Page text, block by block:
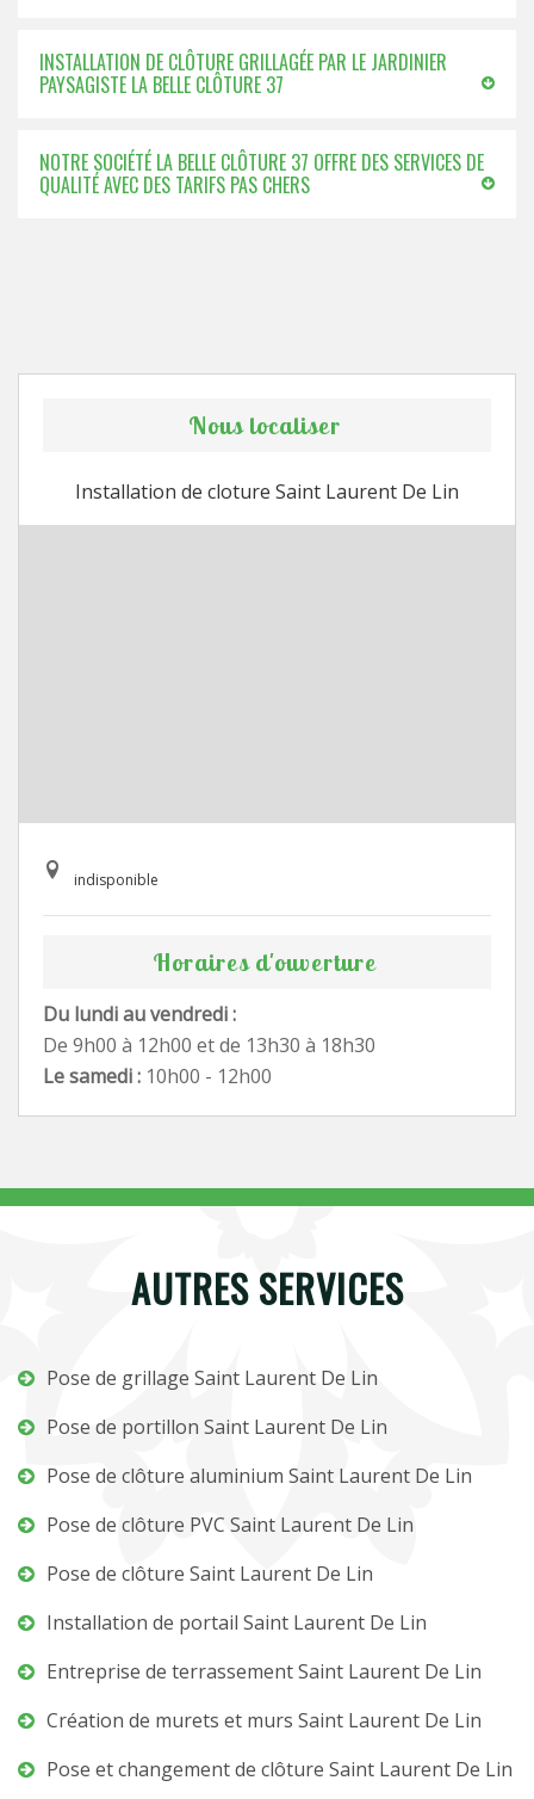
INSTALLATION DE CLÔTURE GRILLAGÉE PAR LE JARDINIER
PAYSAGISTE LA BELLE CLÔTURE 37
NOTRE SOCIÉTÉ LA BELLE CLÔTURE 37 OFFRE DES SERVICES DE
QUALITÉ AVEC DES TARIFS PAS CHERS
Nous localiser
Installation de cloture Saint Laurent De Lin
indisponible
Horaires d'ouverture
Du lundi au vendredi :
De 9h00 à 12h00 et de 13h30 à 18h30
Le samedi : 10h00 - 12h00
AUTRES SERVICES
Pose de grillage Saint Laurent De Lin
Pose de portillon Saint Laurent De Lin
Pose de clôture aluminium Saint Laurent De Lin
Pose de clôture PVC Saint Laurent De Lin
Pose de clôture Saint Laurent De Lin
Installation de portail Saint Laurent De Lin
Entreprise de terrassement Saint Laurent De Lin
Création de murets et murs Saint Laurent De Lin
Pose et changement de clôture Saint Laurent De Lin